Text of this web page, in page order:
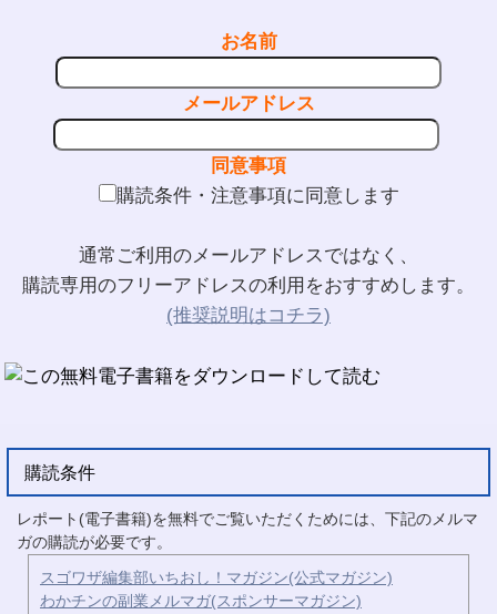
お名前
メールアドレス
同意事項
購読条件・注意事項に同意します
通常ご利用のメールアドレスではなく、
購読専用のフリーアドレスの利用をおすすめします。
(推奨説明はコチラ)
購読条件
レポート(電子書籍)を無料でご覧いただくためには、下記のメルマ
ガの購読が必要です。
スゴワザ編集部いちおし！マガジン(公式マガジン)
わかチンの副業メルマガ(スポンサーマガジン)